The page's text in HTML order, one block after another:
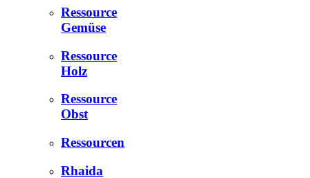
Ressource
Gemüse
Ressource
Holz
Ressource
Obst
Ressourcen
Rhaida